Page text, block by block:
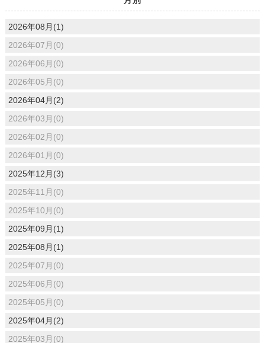
2026年08月(1)
2026年07月(0)
2026年06月(0)
2026年05月(0)
2026年04月(2)
2026年03月(0)
2026年02月(0)
2026年01月(0)
2025年12月(3)
2025年11月(0)
2025年10月(0)
2025年09月(1)
2025年08月(1)
2025年07月(0)
2025年06月(0)
2025年05月(0)
2025年04月(2)
2025年03月(0)